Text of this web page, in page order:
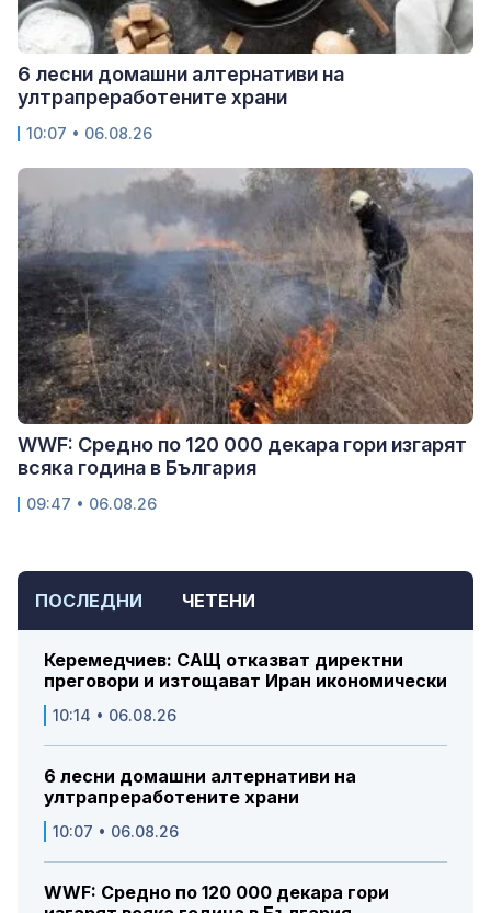
ПОСЛЕДНИ ЧЕТЕНИ
Керемедчиев: САЩ отказват директни
преговори и изтощават Иран икономически
10:14 • 06.08.26
6 лесни домашни алтернативи на
ултрапреработените храни
10:07 • 06.08.26
WWF: Средно по 120 000 декара гори
6 лесни домашни алтернативи на
ултрапреработените храни
10:07 • 06.08.26
WWF: Средно по 120 000 декара гори изгарят
всяка година в България
09:47 • 06.08.26